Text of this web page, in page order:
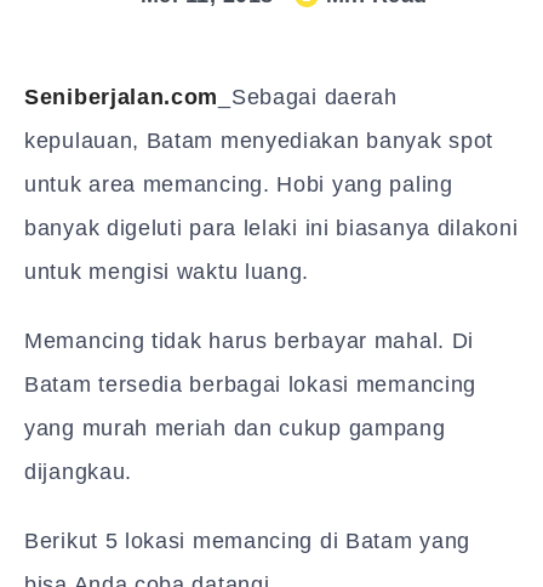
Seniberjalan.com
_Sebagai daerah
kepulauan, Batam menyediakan banyak spot
untuk area memancing. Hobi yang paling
banyak digeluti para lelaki ini biasanya dilakoni
untuk mengisi waktu luang.
Memancing tidak harus berbayar mahal. Di
Batam tersedia berbagai lokasi memancing
yang murah meriah dan cukup gampang
dijangkau.
Berikut 5 lokasi memancing di Batam yang